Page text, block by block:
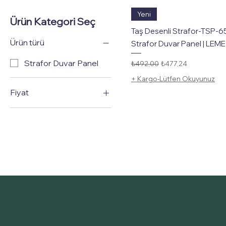
Ürün Kategori Seç
Ürün türü
Strafor Duvar Panel
Fiyat
Yeni
Taş Desenli Strafor-TSP-
Strafor Duvar Panel |
Normal Fiyat
₺492,00 İndirimli Fiyat
₺477,24
+ Kargo-Lütfen Okuyunuz